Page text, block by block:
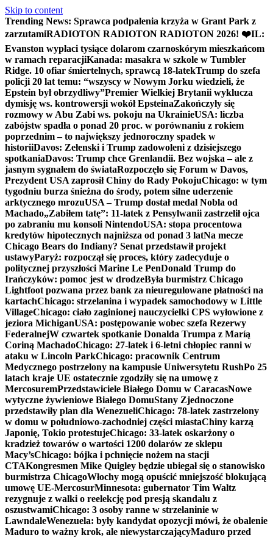
Skip to content
Trending News: Sprawca podpalenia krzyża w Grant Park z
zarzutamiRADIOTON RADIOTON RADIOTON 2026! ❤️IL:
Evanston wypłaci tysiące dolarom czarnoskórym mieszkańcom
w ramach reparacjiKanada: masakra w szkole w Tumbler
Ridge. 10 ofiar śmiertelnych, sprawcą 18-latekTrump do szefa
policji 20 lat temu: “wszyscy w Nowym Jorku wiedzieli, że
Epstein był obrzydliwy”Premier Wielkiej Brytanii wyklucza
dymisję ws. kontrowersji wokół EpsteinaZakończyły się
rozmowy w Abu Zabi ws. pokoju na UkrainieUSA: liczba
zabójstw spadła o ponad 20 proc. w porównaniu z rokiem
poprzednim – to największy jednoroczny spadek w
historiiDavos: Zełenski i Trump zadowoleni z dzisiejszego
spotkaniaDavos: Trump chce Grenlandii. Bez wojska – ale z
jasnym sygnałem do świataRozpoczęło się Forum w Davos,
Prezydent USA zaprosił Chiny do Rady PokojuChicago: w tym
tygodniu burza śnieżna do środy, potem silne uderzenie
arktycznego mrozuUSA – Trump dostał medal Nobla od
Machado„Zabiłem tatę”: 11-latek z Pensylwanii zastrzelił ojca
po zabraniu mu konsoli NintendoUSA: stopa procentowa
kredytów hipotecznych najniższa od ponad 3 latNa mecze
Chicago Bears do Indiany? Senat przedstawił projekt
ustawyParyż: rozpoczął się proces, który zadecyduje o
politycznej przyszłości Marine Le PenDonald Trump do
Irańczyków: pomoc jest w drodzeByła burmistrz Chicago
Lightfoot pozwana przez bank za nieuregulowane płatności na
kartachChicago: strzelanina i wypadek samochodowy w Little
VillageChicago: ciało zaginionej nauczycielki CPS wyłowione z
jeziora MichiganUSA: postępowanie wobec szefa Rezerwy
FederalnejW czwartek spotkanie Donalda Trumpa z Maríą
Coriną MachadoChicago: 27-latek i 6-letni chłopiec ranni w
ataku w Lincoln ParkChicago: pracownik Centrum
Medycznego postrzelony na kampusie Uniwersytetu RushPo 25
latach kraje UE ostatecznie zgodziły się na umowę z
MercosuremPrzedstawiciele Białego Domu w CaracasNowe
wytyczne żywieniowe Białego DomuStany Zjednoczone
przedstawiły plan dla WenezueliChicago: 78-latek zastrzelony
w domu w południowo-zachodniej części miastaChiny karzą
Japonię, Tokio protestujeChicago: 33-latek oskarżony o
kradzież towarów o wartości 1200 dolarów ze sklepu
Macy’sChicago: bójka i pchnięcie nożem na stacji
CTAKongresmen Mike Quigley będzie ubiegał się o stanowisko
burmistrza ChicagoWłochy mogą opuścić mniejszość blokującą
umowę UE-MercosurMinnesota: gubernator Tim Waltz
rezygnuje z walki o reelekcję pod presją skandalu z
oszustwamiChicago: 3 osoby ranne w strzelaninie w
LawndaleWenezuela: były kandydat opozycji mówi, że obalenie
Maduro to ważny krok, ale niewystarczającyMaduro przed